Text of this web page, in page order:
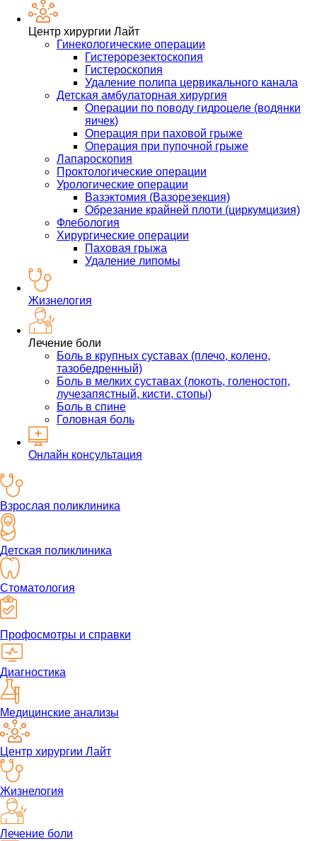
Центр хирургии Лайт
Гинекологические операции
Гистерорезектоскопия
Гистероскопия
Удаление полипа цервикального канала
Детская амбулаторная хирургия
Операции по поводу гидроцеле (водянки
яичек)
Операция при паховой грыже
Операция при пупочной грыже
Лапароскопия
Проктологические операции
Урологические операции
Вазэктомия (Вазорезекция)
Обрезание крайней плоти (циркумцизия)
Флебология
Хирургические операции
Паховая грыжа
Удаление липомы
Жизнелогия
Лечение боли
Боль в крупных суставах (плечо, колено,
тазобедренный)
Боль в мелких суставах (локоть, голеностоп,
лучезапястный, кисти, стопы)
Боль в спине
Головная боль
Онлайн консультация
Взрослая поликлиника
Детская поликлиника
Стоматология
Профосмотры и справки
Диагностика
Медицинские анализы
Центр хирургии Лайт
Жизнелогия
Лечение боли